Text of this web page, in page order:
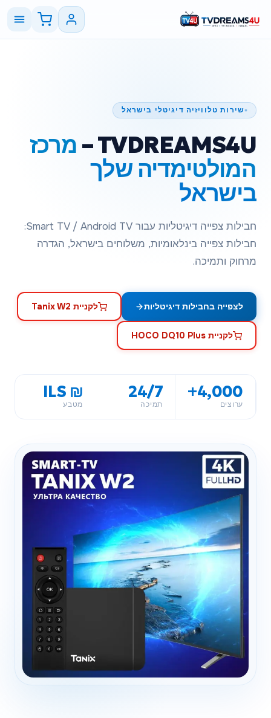
שירות טלוויזיה דיגיטלי בישראל
TVDREAMS4U
– מרכז
המולטימדיה שלך
בישראל
חבילות צפייה דיגיטליות עבור Smart TV / Android TV:
חבילות צפייה בינלאומיות, משלוחים בישראל, הגדרה
מרחוק ותמיכה.
לצפייה בחבילות דיגיטליות לקניית Tanix W2
לקניית HOCO DQ10 Plus
4,000+
ערוצים
24/7
תמיכה
₪ ILS
מטבע